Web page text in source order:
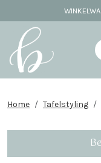
Home Tafelstyling